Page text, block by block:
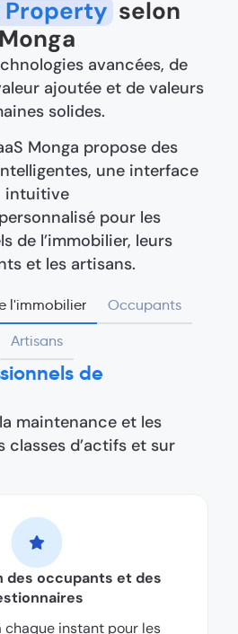
Property selon
Monga
avancées, de
ajoutée et de valeurs
solides.
Monga propose des
une interface
intuitive
pour les
de l’immobilier, leurs
et les artisans.
l'immobilier Occupants
Artisans
de
maintenance et les
d’actifs et sur
des occupants et des
chaque instant pour les